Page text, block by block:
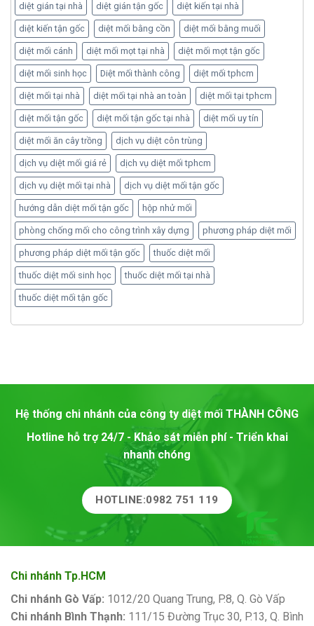
diệt gián tại nhà diệt gián tận gốc diệt kiến tại nhà
diệt kiến tận gốc diệt mối bằng cồn diệt mối bằng muối
diệt mối cánh diệt mối mọt tại nhà diệt mối mọt tận gốc
diệt mối sinh học Diệt mối thành công diệt mối tphcm
diệt mối tại nhà diệt mối tại nhà an toàn diệt mối tại tphcm
diệt mối tận gốc diệt mối tận gốc tại nhà diệt mối uy tín
diệt mối ăn cây trồng dịch vụ diệt côn trùng
dịch vụ diệt mối giá rẻ dịch vụ diệt mối tphcm
dịch vụ diệt mối tại nhà dịch vụ diệt mối tận gốc
hướng dẫn diệt mối tận gốc hộp nhử mối
phòng chống mối cho công trình xây dựng phương pháp diệt mối
phương pháp diệt mối tận gốc thuốc diệt mối
thuốc diệt mối sinh học thuốc diệt mối tại nhà
thuốc diệt mối tận gốc
Hệ thống chi nhánh của công ty diệt mối THÀNH CÔNG
Hotline hỗ trợ 24/7 - Khảo sát miễn phí - Triển khai
nhanh chóng
HOTLINE:0982 751 119
Chi nhánh Tp.HCM
Chi nhánh Gò Vấp: 1012/20 Quang Trung, P.8, Q. Gò Vấp
Chi nhánh Bình Thạnh: 111/15 Đường Trục 30, P.13, Q. Bình